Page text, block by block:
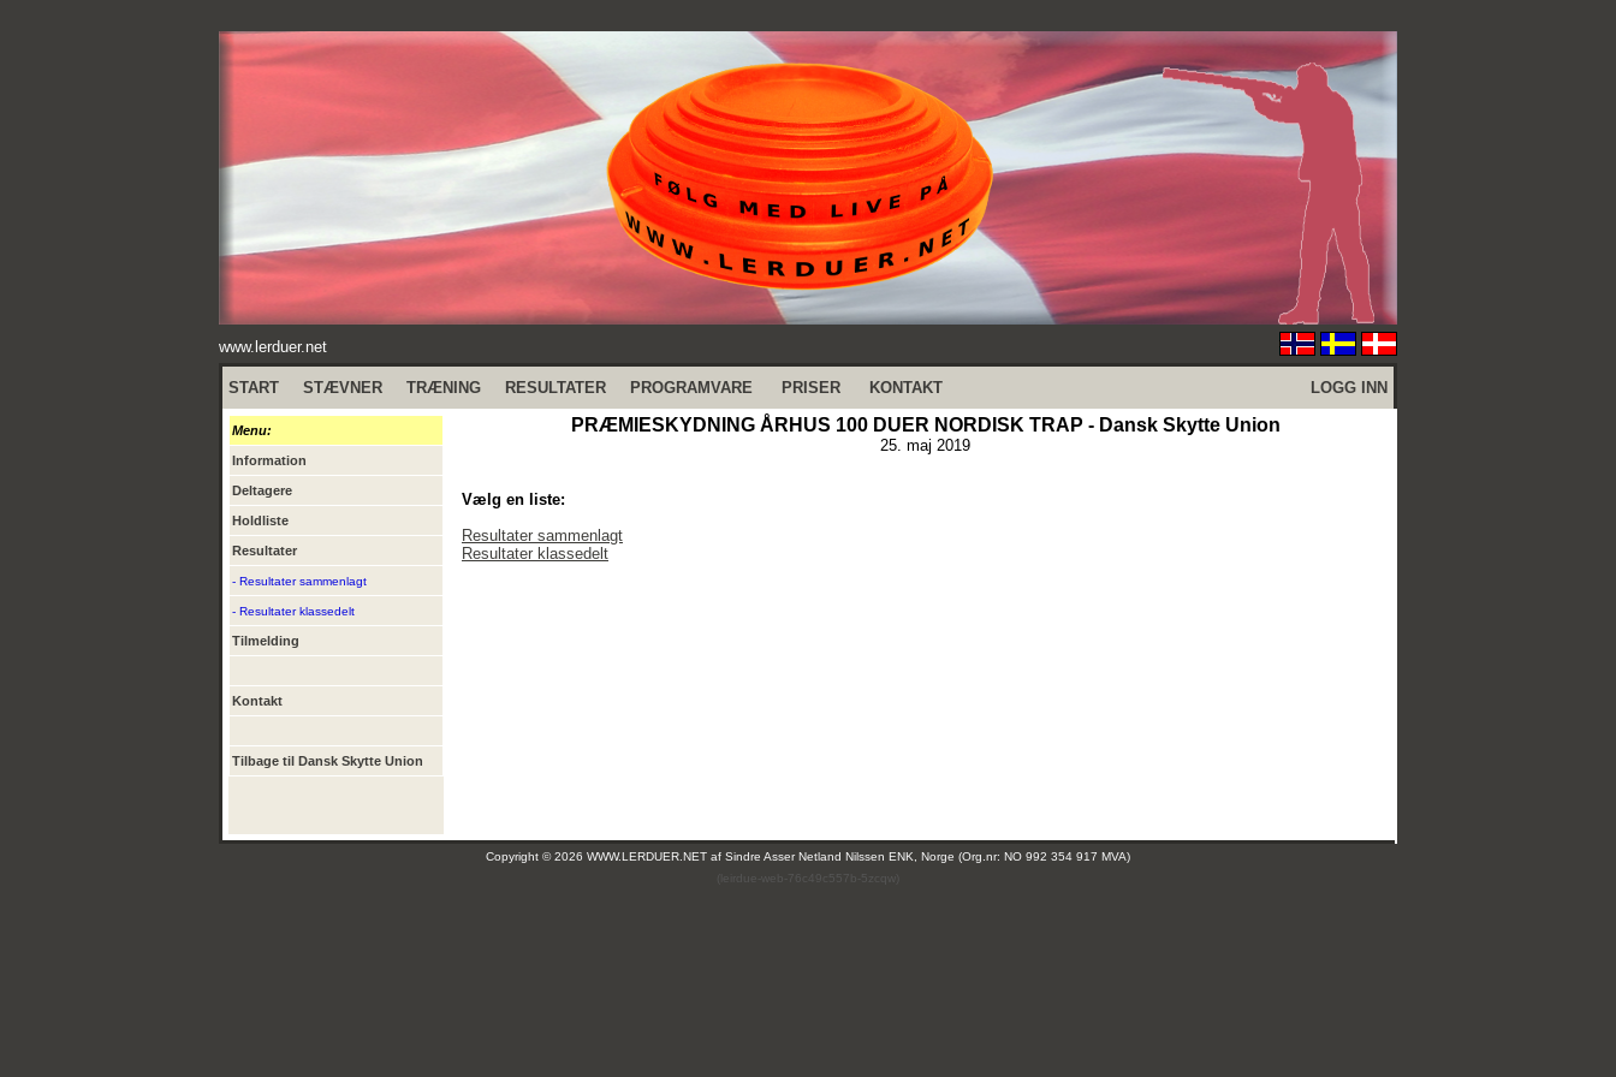
www.lerduer.net
START STÆVNER TRÆNING RESULTATER PROGRAMVARE PRISER KONTAKT LOGG INN
Menu:
Information
Deltagere
Holdliste
Resultater
- Resultater sammenlagt
- Resultater klassedelt
Tilmelding
Kontakt
Tilbage til Dansk Skytte Union
PRÆMIESKYDNING ÅRHUS 100 DUER NORDISK TRAP - Dansk Skytte Union
25. maj 2019
Vælg en liste:
Resultater sammenlagt
Resultater klassedelt
Copyright © 2026 WWW.LERDUER.NET af Sindre Asser Netland Nilssen ENK, Norge (Org.nr: NO 992 354 917 MVA)
(leirdue-web-76c49c557b-5zcqw)